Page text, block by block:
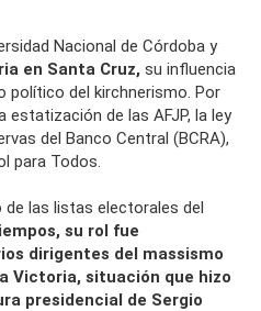
Nacional de Córdoba y
en Santa Cruz, su influencia
político del kirchnerismo. Por
estatización de las AFJP, la ley
del Banco Central (BCRA),
para Todos.
de las listas electorales del
su rol fue
dirigentes del massismo
Victoria, situación que hizo
presidencial de Sergio